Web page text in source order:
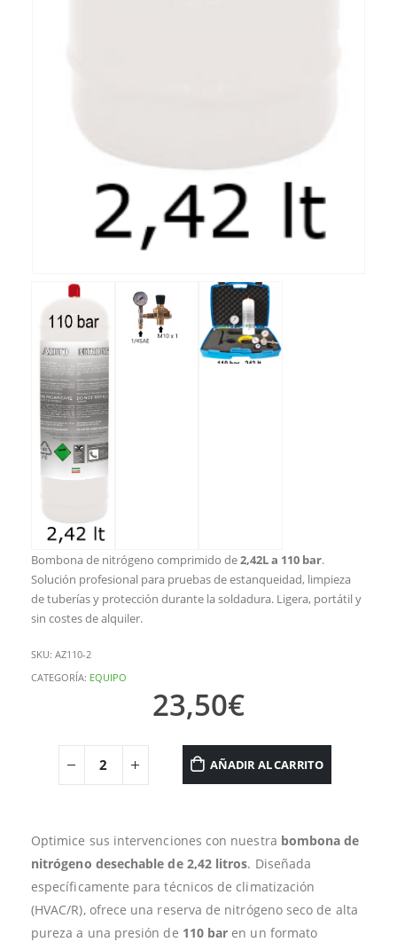
Bombona de nitrógeno comprimido de2,42L a 110 bar.
Solución profesional para pruebas de estanqueidad, limpieza
de tuberías y protección durante la soldadura. Ligera, portátil y
sin costes de alquiler.
SKU: AZ110-2
CATEGORÍA: EQUIPO
23,50€
AÑADIR AL CARRITO
Optimice sus intervenciones con nuestra bombona de
nitrógeno desechable de 2,42 litros. Diseñada
específicamente para técnicos de climatización
(HVAC/R), ofrece una reserva de nitrógeno seco de alta
pureza a una presión de 110 bar en un formato